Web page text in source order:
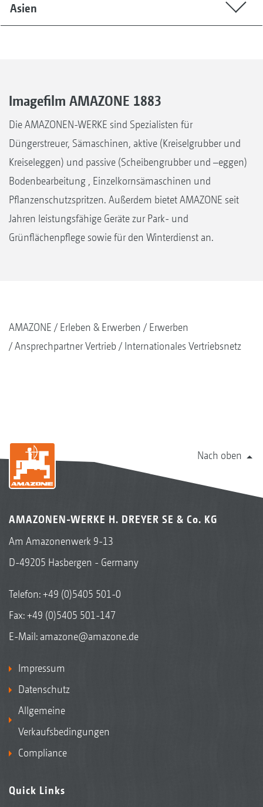
Asien
Imagefilm AMAZONE 1883
Die AMAZONEN-WERKE sind Spezialisten für
Düngerstreuer, Sämaschinen, aktive (Kreiselgrubber und
Kreiseleggen) und passive (Scheibengrubber und –eggen)
Bodenbearbeitung , Einzelkornsämaschinen und
Pflanzenschutzspritzen. Außerdem bietet AMAZONE seit
Jahren leistungsfähige Geräte zur Park- und
Grünflächenpflege sowie für den Winterdienst an.
AMAZONE Erleben & Erwerben
Erwerben
Ansprechpartner Vertrieb
Internationales Vertriebsnetz
Nach oben
AMAZONEN-WERKE H. DREYER SE & Co. KG
Am Amazonenwerk 9-13
D-49205 Hasbergen - Germany
Telefon:+49 (0)5405 501-0
Fax: +49 (0)5405 501-147
E-Mail: amazone@amazone.de
Impressum
Datenschutz
Allgemeine
Verkaufsbedingungen
Compliance
Quick Links